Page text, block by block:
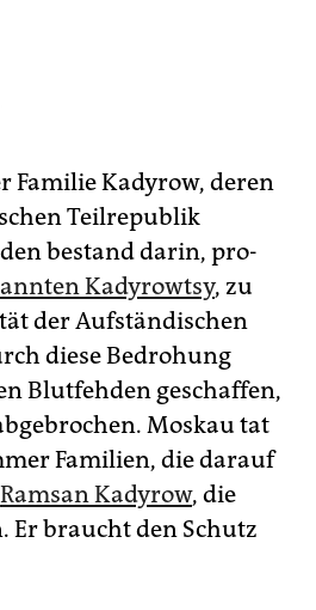
Familie Kadyrow, deren
Teilrepublik
bestand darin, pro-
Kadyrowtsy, zu
der Aufständischen
diese Bedrohung
Blutfehden geschaffen,
Moskau tat
Familien, die darauf
Ramsan Kadyrow, die
Er braucht den Schutz